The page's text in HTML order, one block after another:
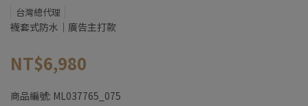
台灣總代理
襪套式防水｜廣告主打款
NT$6,980
商品編號: ML037765_075